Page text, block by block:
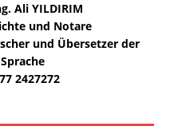
Ali YILDIRIM
und Notare
und Übersetzer der
2427272